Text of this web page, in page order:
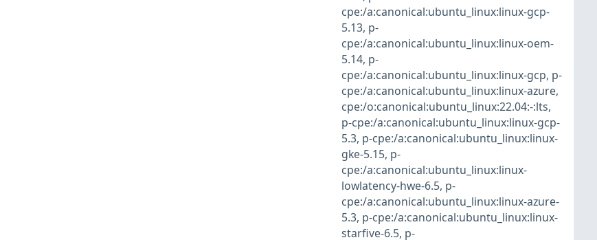
cpe:/a:canonical:ubuntu_linux:linux-gcp-
5.13, p-
cpe:/a:canonical:ubuntu_linux:linux-oem-
5.14, p-
cpe:/a:canonical:ubuntu_linux:linux-gcp, p-
cpe:/a:canonical:ubuntu_linux:linux-azure,
cpe:/o:canonical:ubuntu_linux:22.04:-:lts,
p-cpe:/a:canonical:ubuntu_linux:linux-gcp-
5.3, p-cpe:/a:canonical:ubuntu_linux:linux-
gke-5.15, p-
cpe:/a:canonical:ubuntu_linux:linux-
lowlatency-hwe-6.5, p-
cpe:/a:canonical:ubuntu_linux:linux-azure-
5.3, p-cpe:/a:canonical:ubuntu_linux:linux-
starfive-6.5, p-